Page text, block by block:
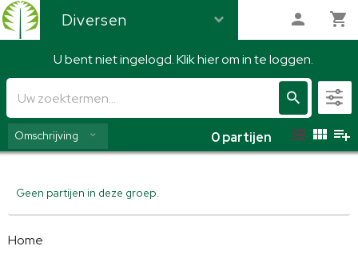
Diversen
U bent niet ingelogd. Klik hier om in te loggen.
Diversen
Omschrijving 0partijen
Geen partijen in deze groep.
Home